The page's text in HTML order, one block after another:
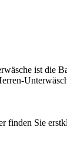
ist die
Sie